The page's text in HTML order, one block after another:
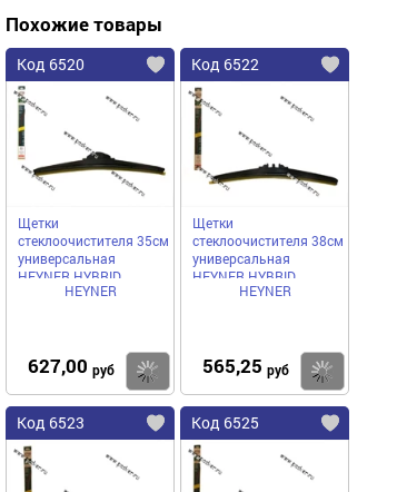
Похожие товары
Код 6520
Щетки
стеклоочистителя 35см
универсальная
HEYNER HYBRID
гибриднаяHEYNER
627,00 руб Купить
Код 6522
Щетки
стеклоочистителя 38см
универсальная
HEYNER HYBRID
гибриднаяHEYNER
565,25 руб
Код 6523 Код 6525